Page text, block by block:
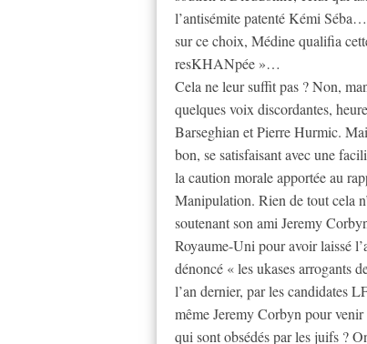
l’antisémite patenté Kémi
sur ce choix, Médine qualifia
resKHANpée »…
Cela ne leur suffit pas ? Non,
quelques voix discordantes,
Barseghian et Pierre Hurmic.
bon, se satisfaisant avec une
la caution morale apportée au
Manipulation. Rien de tout cela
soutenant son ami Jeremy
Royaume-Uni pour avoir laissé
dénoncé « les ukases arrogants
l’an dernier, par les candidates
même Jeremy Corbyn pour
qui sont obsédés par les juifs ?